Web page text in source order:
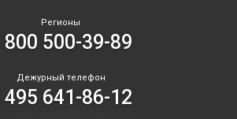
Регионы
800 500-39-89
Дежурный телефон
495 641-86-12